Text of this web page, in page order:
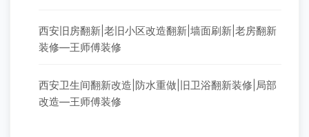
西安旧房翻新|老旧小区改造翻新|墙面刷新|老房翻新
装修—王师傅装修
西安卫生间翻新改造|防水重做|旧卫浴翻新装修|局部
改造—王师傅装修